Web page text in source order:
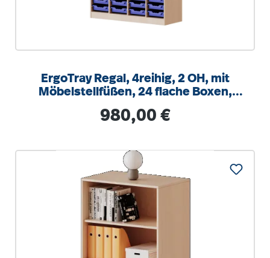
ErgoTray Regal, 4reihig, 2 OH, mit
Möbelstellfüßen, 24 flache Boxen,
Regulärer Preis:
980,00 €